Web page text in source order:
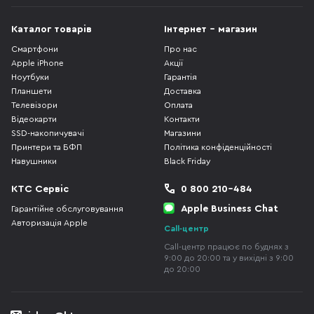
Каталог товарів
Смартфони
Apple iPhone
Ноутбуки
Планшети
Телевізори
Відеокарти
SSD-накопичувачі
Принтери та БФП
Навушники
Інтернет - магазин
Про нас
Акції
Гарантія
Доставка
Оплата
Контакти
Магазини
Політика конфіденційності
Black Friday
КТС Сервіс
Гарантійне обслуговування
Авторизація Apple
0 800 210-484
Apple Business Chat
Call-центр
Call-центр працює по буднях з
9:00 до 20:00 та у вихідні з 9:00
до 20:00